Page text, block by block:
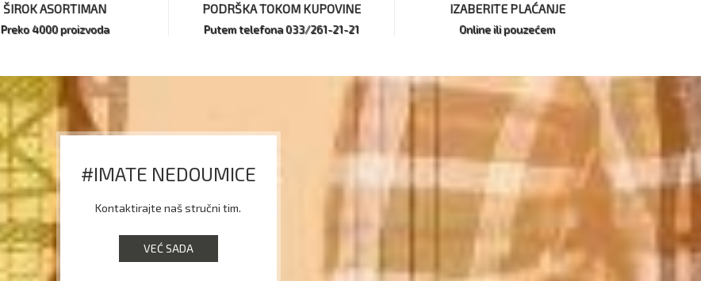
ŠIROK ASORTIMAN
Preko 4000 proizvoda
PODRŠKA TOKOM KUPOVINE
Putem telefona 033/261-21-21
IZABERITE PLAĆANJE
Online ili pouzećem
#IMATE NEDOUMICE
Kontaktirajte naš stručni tim.
VEĆ SADA